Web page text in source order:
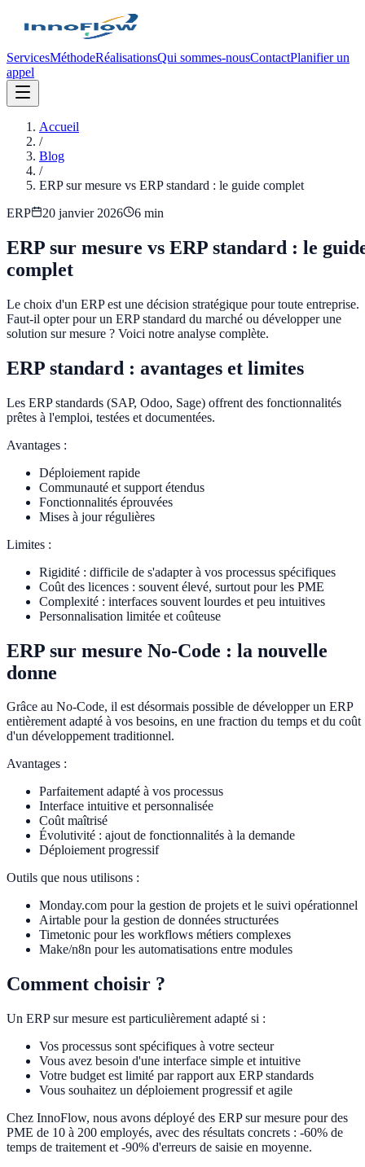
ServicesMéthodeRéalisationsQui sommes-nousContactPlanifier un
appel
Accueil
/
Blog
/
ERP sur mesure vs ERP standard : le guide complet
ERP
20 janvier 2026 6 min
ERP sur mesure vs ERP standard : le
complet
Le choix d'un ERP est une décision stratégique pour toute entreprise.
Faut-il opter pour un ERP standard du marché ou développer une
solution sur mesure ? Voici notre analyse complète.
ERP standard : avantages et limites
Les ERP standards (SAP, Odoo, Sage) offrent des fonctionnalités
prêtes à l'emploi, testées et documentées.
Avantages :
Déploiement rapide
Communauté et support étendus
Fonctionnalités éprouvées
Mises à jour régulières
Limites :
Rigidité : difficile de s'adapter à vos processus spécifiques
Coût des licences : souvent élevé, surtout pour les PME
Complexité : interfaces souvent lourdes et peu intuitives
Personnalisation limitée et coûteuse
ERP sur mesure No-Code : la nouvelle
donne
Grâce au No-Code, il est désormais possible de développer un ERP
entièrement adapté à vos besoins, en une fraction du temps et du coût
d'un développement traditionnel.
Avantages :
Parfaitement adapté à vos processus
Interface intuitive et personnalisée
Coût maîtrisé
Évolutivité : ajout de fonctionnalités à la demande
Déploiement progressif
Outils que nous utilisons :
Monday.com pour la gestion de projets et le suivi opérationnel
Airtable pour la gestion de données structurées
Timetonic pour les workflows métiers complexes
Make/n8n pour les automatisations entre modules
Comment choisir ?
Un ERP sur mesure est particulièrement adapté si :
Vos processus sont spécifiques à votre secteur
Vous avez besoin d'une interface simple et intuitive
Votre budget est limité par rapport aux ERP standards
Vous souhaitez un déploiement progressif et agile
Chez InnoFlow, nous avons déployé des ERP sur mesure pour des
PME de 10 à 200 employés, avec des résultats concrets : -60% de
temps de traitement et -90% d'erreurs de saisie en moyenne.